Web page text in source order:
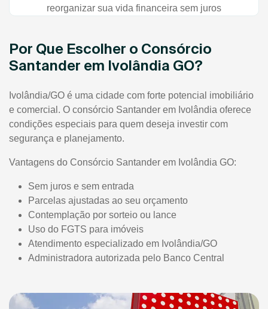
reorganizar sua vida financeira sem juros
Por Que Escolher o Consórcio
Santander em Ivolândia GO?
Ivolândia/GO é uma cidade com forte potencial imobiliário
e comercial. O consórcio Santander em Ivolândia oferece
condições especiais para quem deseja investir com
segurança e planejamento.
Vantagens do Consórcio Santander em Ivolândia GO:
Sem juros e sem entrada
Parcelas ajustadas ao seu orçamento
Contemplação por sorteio ou lance
Uso do FGTS para imóveis
Atendimento especializado em Ivolândia/GO
Administradora autorizada pelo Banco Central